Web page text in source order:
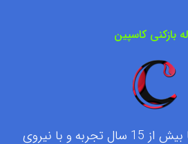
بازکنی کاسپین
لوله بازکنی کاسپین با بیش از 15 سال تجربه و با نیروی